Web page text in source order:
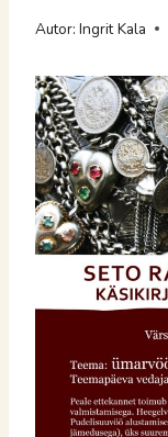
Autor: Ingrit Kala